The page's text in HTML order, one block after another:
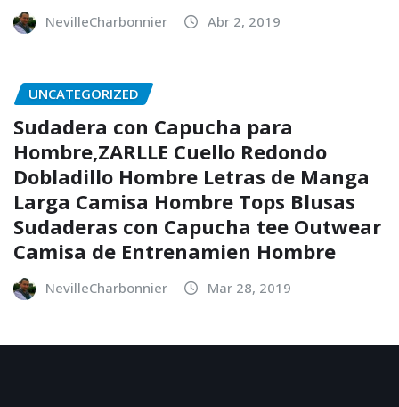
NevilleCharbonnier Abr 2, 2019
UNCATEGORIZED
Sudadera con Capucha para
Hombre,ZARLLE Cuello Redondo
Dobladillo Hombre Letras de Manga
Larga Camisa Hombre Tops Blusas
Sudaderas con Capucha tee Outwear
Camisa de Entrenamien Hombre
NevilleCharbonnier Mar 28, 2019